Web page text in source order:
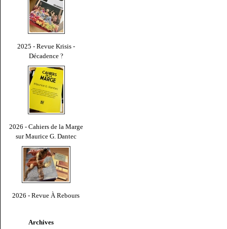
2025 - Revue Krisis -
Décadence ?
2026 - Cahiers de la Marge
sur Maurice G. Dantec
2026 - Revue À Rebours
Archives